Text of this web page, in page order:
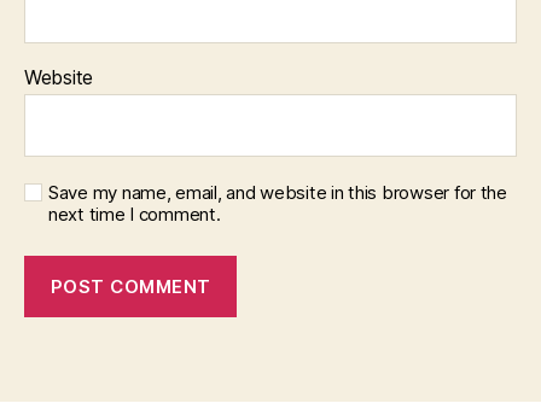
Website
Save my name, email, and website in this browser for the
next time I comment.